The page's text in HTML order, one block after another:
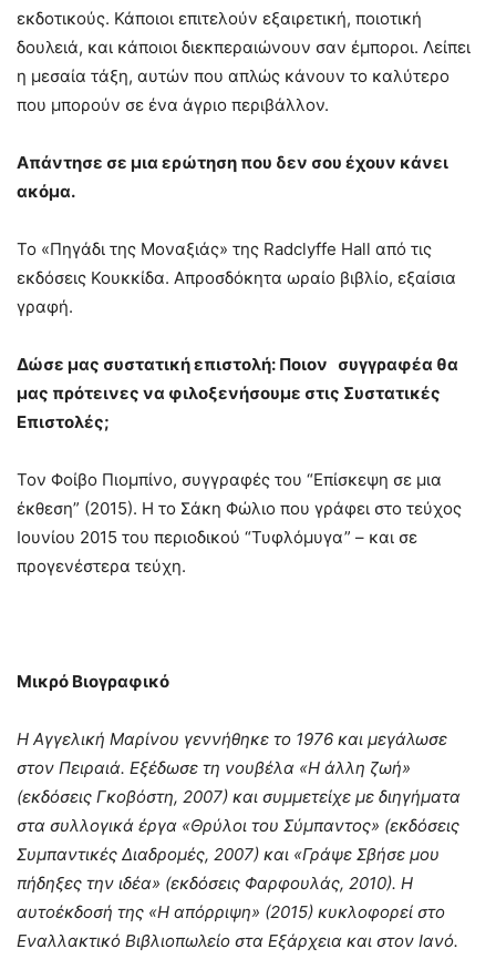
εκδοτικούς. Κάποιοι επιτελούν εξαιρετική, ποιοτική
δουλειά, και κάποιοι διεκπεραιώνουν σαν έμποροι. Λείπει
η μεσαία τάξη, αυτών που απλώς κάνουν το καλύτερο
που μπορούν σε ένα άγριο περιβάλλον.
Απάντησε σε μια ερώτηση που δεν σου έχουν κάνει
ακόμα.
Το «Πηγάδι της Μοναξιάς» της Radclyffe Hall από τις
εκδόσεις Κουκκίδα. Απροσδόκητα ωραίο βιβλίο, εξαίσια
γραφή.
Δώσε μας συστατική επιστολή: Ποιoν συγγραφέα θα
μας πρότεινες να φιλοξενήσουμε στις Συστατικές
Επιστολές;
Τον Φοίβο Πιομπίνο, συγγραφές του “Επίσκεψη σε μια
έκθεση” (2015). Η το Σάκη Φώλιο που γράφει στο τεύχος
Ιουνίου 2015 του περιοδικού “Τυφλόμυγα” – και σε
προγενέστερα τεύχη.
Μικρό Βιογραφικό
Η Αγγελική Μαρίνου γεννήθηκε το 1976 και μεγάλωσε
στον Πειραιά. Εξέδωσε τη νουβέλα «Η άλλη ζωή»
(εκδόσεις Γκοβόστη, 2007) και συμμετείχε με διηγήματα
στα συλλογικά έργα «Θρύλοι του Σύμπαντος» (εκδόσεις
Συμπαντικές Διαδρομές, 2007) και «Γράψε Σβήσε μου
πήδηξες την ιδέα» (εκδόσεις Φαρφουλάς, 2010). Η
αυτοέκδοσή της «Η απόρριψη» (2015) κυκλοφορεί στο
Εναλλακτικό Βιβλιοπωλείο στα Εξάρχεια και στον Ιανό.